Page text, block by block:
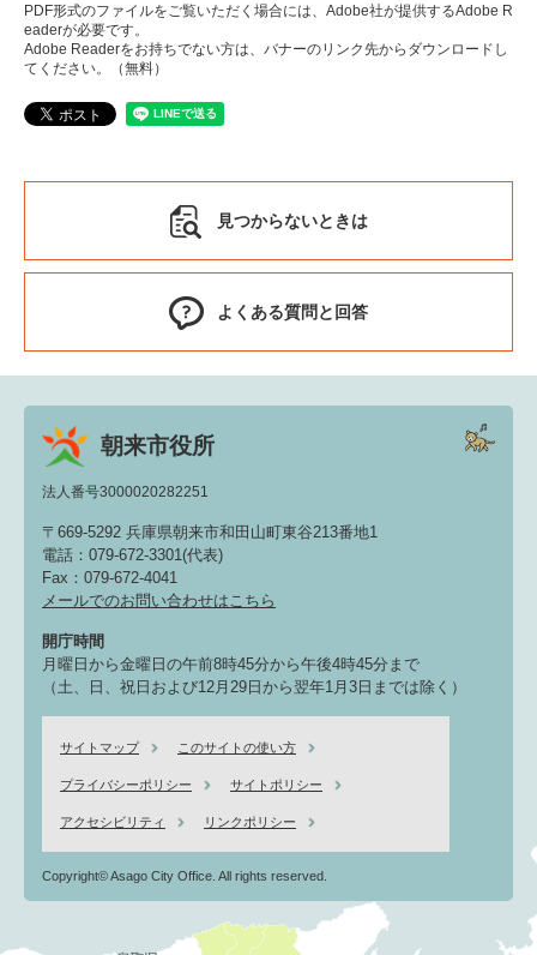
PDF形式のファイルをご覧いただく場合には、Adobe社が提供するAdobe R
eaderが必要です。
Adobe Readerをお持ちでない方は、バナーのリンク先からダウンロードし
てください。（無料）
見つからないときは
よくある質問と回答
朝来市役所
法人番号3000020282251
〒669-5292 兵庫県朝来市和田山町東谷213番地1
電話：079-672-3301(代表)
Fax：079-672-4041
メールでのお問い合わせはこちら
開庁時間
月曜日から金曜日の午前8時45分から午後4時45分まで
（土、日、祝日および12月29日から翌年1月3日までは除く）
サイトマップ このサイトの使い方
プライバシーポリシー サイトポリシー
アクセシビリティ リンクポリシー
Copyright© Asago City Office. All rights reserved.